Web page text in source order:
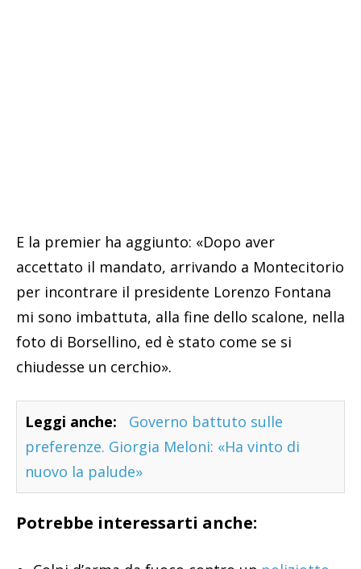
E la premier ha aggiunto: «Dopo aver
accettato il mandato, arrivando a Montecitorio
per incontrare il presidente Lorenzo Fontana
mi sono imbattuta, alla fine dello scalone, nella
foto di Borsellino, ed è stato come se si
chiudesse un cerchio».
Leggi anche:
Governo battuto sulle
preferenze. Giorgia Meloni: «Ha vinto di
nuovo la palude»
Potrebbe interessarti anche: